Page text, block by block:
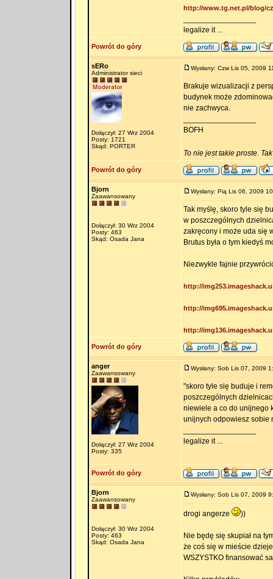
http://www.tg.net.pl/blog/
legalize it ...
Powrót do góry
sERo
Administrator sieci
Dołączył: 27 Wrz 2004
Posty: 1721
Skąd: PORTER
Wysłany: Czw Lis 05, 2009
Brakuje wizualizacji z
budynek może
nie zachwyca.
BOFH
To nie jest takie proste.
Powrót do góry
Bjorn
Zaawansowany
Dołączył: 30 Wrz 2004
Posty: 463
Skąd: Osada Jana
Wysłany: Pią Lis 06, 2009
Tak myślę, skoro tyle się
w poszczególnych
zakręcony i może uda się
Brutus była o tym kiedyś
Niezwykle fajnie
http://
http://
http://
Powrót do góry
anger
Zaawansowany
Dołączył: 27 Wrz 2004
Posty: 335
Wysłany: Sob Lis 07, 2009
"skoro tyle się buduje i
poszczególnych
niewiele a co do unijnego
unijnych odpowiesz sobie
legalize it ...
Powrót do góry
Bjorn
Zaawansowany
Dołączył: 30 Wrz 2004
Posty: 463
Skąd: Osada Jana
Wysłany: Sob Lis 07, 2009
drogi angerze ))
Nie będę się skupiał na
że coś się w mieście
WSZYSTKO finansować